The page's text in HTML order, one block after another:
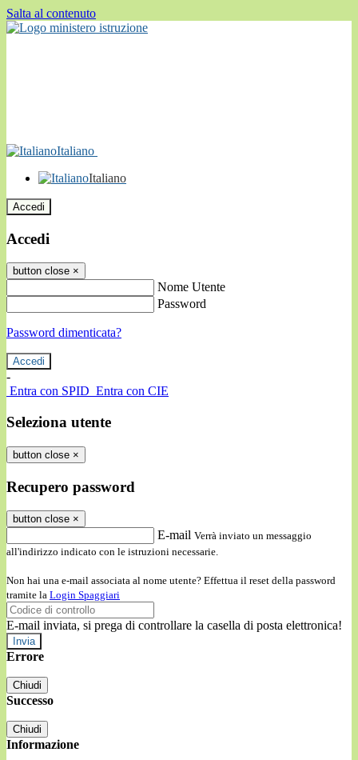
Salta al contenuto
Italiano
Italiano
Accedi
Accedi
button close ×
Nome Utente
Password
Password dimenticata?
-
Entra con SPID Entra con CIE
Seleziona utente
button close ×
Recupero password
button close ×
E-mail Verrà inviato un messaggio
all'indirizzo indicato con le istruzioni necessarie.
Non hai una e-mail associata al nome utente? Effettua il reset della password
tramite la Login Spaggiari
E-mail inviata, si prega di controllare la casella di posta elettronica!
Errore
Chiudi
Successo
Chiudi
Informazione